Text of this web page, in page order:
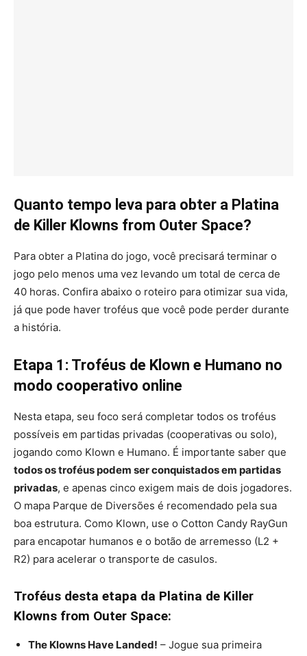
Quanto tempo leva para obter a Platina
de Killer Klowns from Outer Space?
Para obter a Platina do jogo, você precisará terminar o
jogo pelo menos uma vez levando um total de cerca de
40 horas. Confira abaixo o roteiro para otimizar sua vida,
já que pode haver troféus que você pode perder durante
a história.
Etapa 1: Troféus de Klown e Humano no
modo cooperativo online
Nesta etapa, seu foco será completar todos os troféus
possíveis em partidas privadas (cooperativas ou solo),
jogando como Klown e Humano. É importante saber que
todos os troféus podem ser conquistados em partidas
privadas, e apenas cinco exigem mais de dois jogadores.
O mapa Parque de Diversões é recomendado pela sua
boa estrutura. Como Klown, use o Cotton Candy RayGun
para encapotar humanos e o botão de arremesso (L2 +
R2) para acelerar o transporte de casulos.
Troféus desta etapa da Platina de Killer
Klowns from Outer Space:
The Klowns Have Landed! – Jogue sua primeira